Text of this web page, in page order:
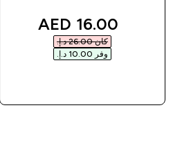
discounted price
16.00 AED‎
كان ‏26.00 د.إ.‏‎
وفر ‏10.00 د.إ.‏‎